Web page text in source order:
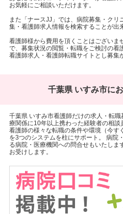
お気軽にご相談いただけます。
また「ナースJJ」では、病院募集・ク
集・看護師求人情報を検索することが出
看護師様から費用を頂くことはございま
で、募集状況の閲覧・転職をご検討の看
看護師求人・看護師転職サイトとし募集
千葉県 いすみ市に
千葉県 いすみ市看護師だけの求人・転
療関係に10年以上携わった経験者の相談
看護師の様々な転職の条件や環境（今す
を3つのシステムを柱にサポート。 病院
る病院・医療機関への問合せもいたしま
お受けします。